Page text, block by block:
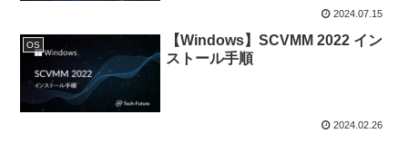
2024.07.15
OS
【Windows】SCVMM 2022 イン
ストール手順
2024.02.26